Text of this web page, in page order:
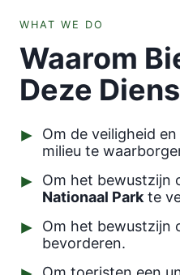
WHAT WE DO
Waarom
Deze
Om de veiligheid
milieu te
Om het bewustzijn
Nationaal Park te
Om het bewustzijn
bevorderen.